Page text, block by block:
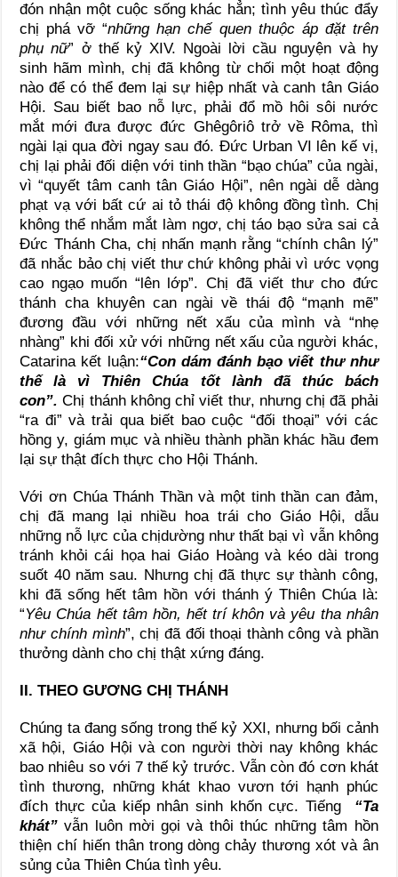
đón nhận một cuộc sống khác hẳn; tình yêu thúc đẩy
chị phá vỡ “những hạn chế quen thuộc áp đặt trên
phụ nữ” ở thế kỷ XIV. Ngoài lời cầu nguyện và hy
sinh hãm mình, chị đã không từ chối một hoạt động
nào để có thể đem lại sự hiệp nhất và canh tân Giáo
Hội. Sau biết bao nỗ lực, phải đổ mồ hôi sôi nước
mắt mới đưa được đức Ghêgôriô trở về Rôma, thì
ngài lại qua đời ngay sau đó. Đức Urban VI lên kế vị,
chị lại phải đối diện với tinh thần “bạo chúa” của ngài,
vì “quyết tâm canh tân Giáo Hội”, nên ngài dễ dàng
phạt vạ với bất cứ ai tỏ thái độ không đồng tình. Chị
không thể nhắm mắt làm ngơ, chị táo bạo sửa sai cả
Đức Thánh Cha, chị nhấn mạnh rằng “chính chân lý”
đã nhắc bảo chị viết thư chứ không phải vì ước vọng
cao ngạo muốn “lên lớp”. Chị đã viết thư cho đức
thánh cha khuyên can ngài về thái độ “mạnh mẽ”
đương đầu với những nết xấu của mình và “nhẹ
nhàng” khi đối xử với những nết xấu của người khác,
Catarina kết luận:“Con dám đánh bạo viết thư như
thế là vì Thiên Chúa tốt lành đã thúc bách
con”. Chị thánh không chỉ viết thư, nhưng chị đã phải
“ra đi” và trải qua biết bao cuộc “đối thoại” với các
hồng y, giám mục và nhiều thành phần khác hầu đem
lại sự thật đích thực cho Hội Thánh.
Với ơn Chúa Thánh Thần và một tinh thần can đảm,
chị đã mang lại nhiều hoa trái cho Giáo Hội, dẫu
những nỗ lực của chịdường như thất bại vì vẫn không
tránh khỏi cái họa hai Giáo Hoàng và kéo dài trong
suốt 40 năm sau. Nhưng chị đã thực sự thành công,
khi đã sống hết tâm hồn với thánh ý Thiên Chúa là:
“Yêu Chúa hết tâm hồn, hết trí khôn và yêu tha nhân
như chính mình”, chị đã đối thoại thành công và phần
thưởng dành cho chị thật xứng đáng.
II. THEO GƯƠNG CHỊ THÁNH
Chúng ta đang sống trong thế kỷ XXI, nhưng bối cảnh
xã hội, Giáo Hội và con người thời nay không khác
bao nhiêu so với 7 thế kỷ trước. Vẫn còn đó cơn khát
tình thương, những khát khao vươn tới hạnh phúc
đích thực của kiếp nhân sinh khốn cực. Tiếng “Ta
khát” vẫn luôn mời gọi và thôi thúc những tâm hồn
thiện chí hiến thân trong dòng chảy thương xót và ân
sủng của Thiên Chúa tình yêu.